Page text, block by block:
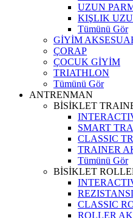
UZUN
KIŞLIK
Tümünü Gör
GİYİM
ÇORAP
ÇOCUK GİYİM
TRIATHLON
Tümünü Gör
ANTRENMAN
BİSİKLET
SMART
CLASSIC
TRAINER
Tümünü Gör
BİSİKLET
CLASSIC
ROLLER